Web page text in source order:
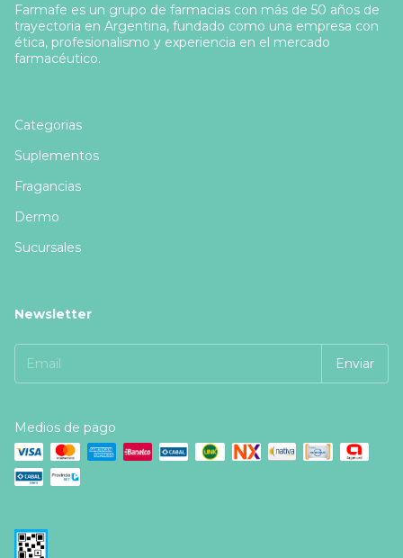
Farmafe es un grupo de farmacias con más de 50 años de
trayectoria en Argentina, fundado como una empresa con
ética, profesionalismo y experiencia en el mercado
farmacéutico.
Categorias
Suplementos
Fragancias
Dermo
Sucursales
Newsletter
Medios de pago